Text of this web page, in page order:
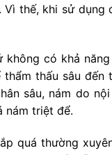
Vì thế, khi sử dụng
có khả
thấu sâu đến
sâu, nám do
nám triệt để.
quá thường